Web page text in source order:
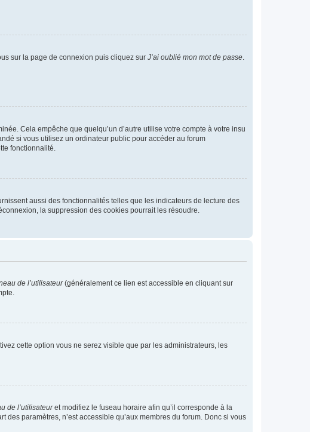
sur la page de connexion puis cliquez sur J’ai oublié mon mot de passe.
Cela empêche que quelqu’un d’autre utilise votre compte à votre insu
si vous utilisez un ordinateur public pour accéder au forum
fonctionnalité.
aussi des fonctionnalités telles que les indicateurs de lecture des
la suppression des cookies pourrait les résoudre.
de l’utilisateur(généralement ce lien est accessible en cliquant sur
cette option vous ne serez visible que par les administrateurs, les
de l’utilisateuret modifiez le fuseau horaire afin qu’il corresponde à la
paramètres, n’est accessible qu’aux membres du forum. Donc si vous